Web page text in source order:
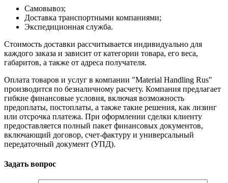
Самовывоз;
Доставка транспортными компаниями;
Экспедиционная служба.
Стоимость доставки рассчитывается индивидуально для
каждого заказа и зависит от категории товара, его веса,
габаритов, а также от адреса получателя.
Оплата товаров и услуг в компании "Material Handling Rus"
производится по безналичному расчету. Компания предлагает
гибкие финансовые условия, включая возможность
предоплаты, постоплаты, а также такие решения, как лизинг
или отсрочка платежа. При оформлении сделки клиенту
предоставляется полный пакет финансовых документов,
включающий договор, счет-фактуру и универсальный
передаточный документ (УПД).
Задать вопрос